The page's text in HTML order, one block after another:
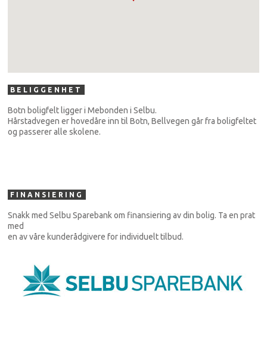
BELIGGENHET
Botn boligfelt ligger i Mebonden i Selbu.
Hårstadvegen er hovedåre inn til Botn, Bellvegen går fra boligfeltet
og passerer alle skolene.
FINANSIERING
Snakk med Selbu Sparebank om finansiering av din bolig. Ta en prat
med
en av våre kunderådgivere for individuelt tilbud.